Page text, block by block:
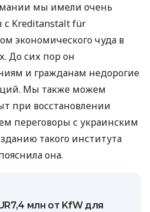
мы имели очень
Kreditanstalt für
экономического чуда в
До сих пор он
и гражданам недорогие
Мы также можем
при восстановлении
переговоры с украинским
такого института
она.
млн от KfW для